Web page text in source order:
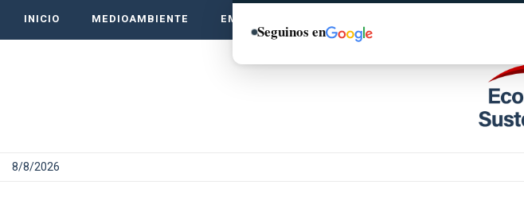
INICIO MEDIOAMBIENTE EMPRENDE VERDE
8/8/2026
Seguinos en